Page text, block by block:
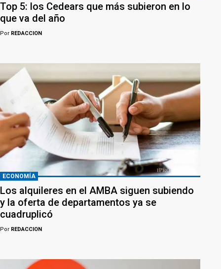
Top 5: los Cedears que más subieron en lo
que va del año
Por REDACCION
ECONOMÍA
Los alquileres en el AMBA siguen subiendo
y la oferta de departamentos ya se
cuadruplicó
Por REDACCION